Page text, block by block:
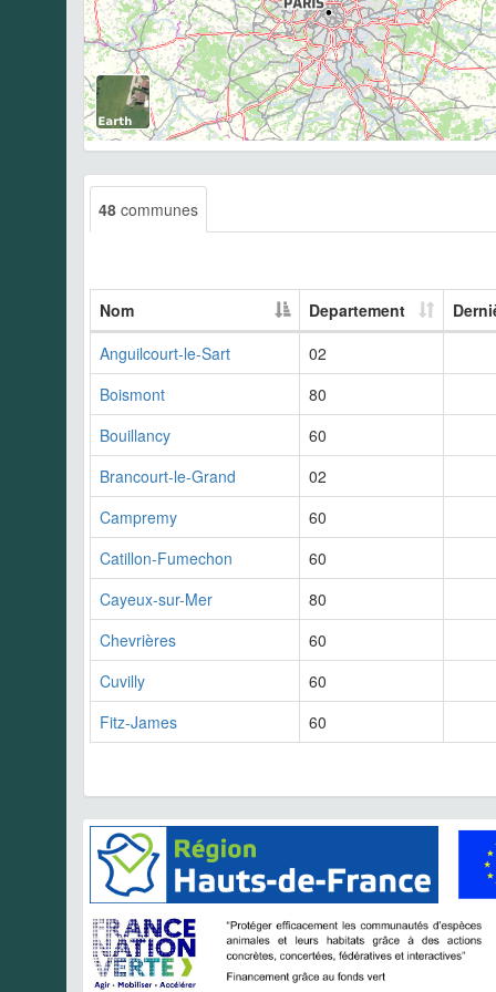
48 communes
Nom Departement
Anguilcourt-le-Sart
02
Boismont
80
Bouillancy
60
Brancourt-le-Grand
02
Campremy
60
Catillon-Fumechon
60
Cayeux-sur-Mer
80
Chevrières
60
Cuvilly
60
Fitz-James
60